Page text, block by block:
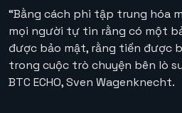
“Bằng cách phi tập trung hóa
mọi người tự tin rằng có một
được bảo mật, rằng tiền được
trong cuộc trò chuyện bên lò
BTC ECHO, Sven Wagenknecht.